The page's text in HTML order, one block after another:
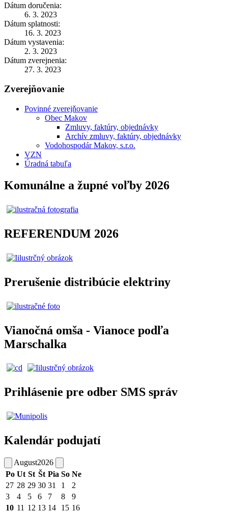
Dátum doručenia:
6. 3. 2023
Dátum splatnosti:
16. 3. 2023
Dátum vystavenia:
2. 3. 2023
Dátum zverejnenia:
27. 3. 2023
Zverejňovanie
Povinné zverejňovanie
Obec Makov
Zmluvy, faktúry, objednávky
Archív zmluvy, faktúry, objednávky
Vodohospodár Makov, s.r.o.
VZN
Úradná tabuľa
Komunálne a župné voľby 2026
REFERENDUM 2026
Prerušenie distribúcie elektriny
Vianočná omša - Vianoce podľa
Marschalka
Prihlásenie pre odber SMS správ
Kalendár podujatí
August2026
Po Ut St Št Pia So Ne
27 28 29 30 31 1
2
3
4 5 6 7 8
9
10 11 12 13 14 15 16